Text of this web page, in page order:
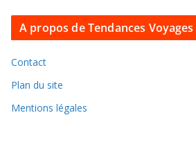
v
e
A propos de Tendances Voyages
Contact
Plan du site
Mentions légales